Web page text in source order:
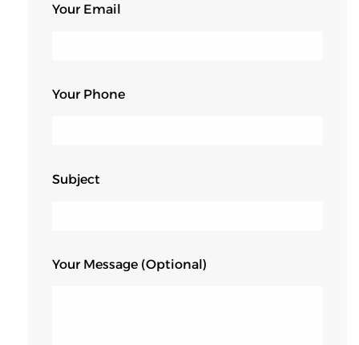
Your Email
Your Phone
Subject
Your Message (optional)